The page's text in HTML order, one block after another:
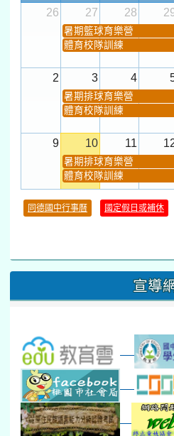
26
27 28
暑期籃球育樂營
體育校隊訓練
2 3 4
暑期排球育樂營
體育校隊訓練
9 10 11
暑期排球育樂營
體育校隊訓練
桃園市運動會
數感實驗夏令營(整天)
新生智力測驗補測(...
下午-新進教師
教師
新生訓練(整天)
新生訓練
30 31
本週_健康檢查週各班器材負責人訓練
發放班級書箱
技藝教
同德國中行事曆 國定假日或補休
宣導